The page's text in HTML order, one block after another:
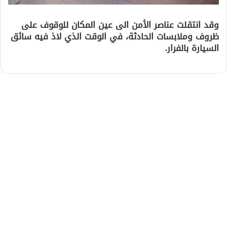
وقد انتقلت عناصر الأمن الى عين المكان للوقوف على
ظروف وملابسات الحادثة، في الوقت الذي لاذ فيه سائق
السيارة بالفرار.